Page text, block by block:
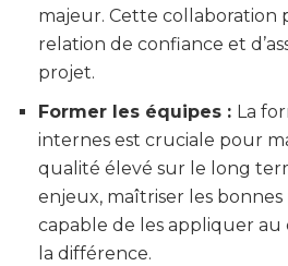
majeur. Cette collaboration
relation de confiance et
projet.
Former les équipes : La
internes est cruciale pour
qualité élevé sur le long
enjeux, maîtriser les
capable de les appliquer
la différence.